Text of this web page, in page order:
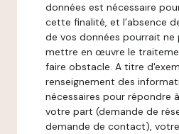
données est nécessaire
cette finalité, et l’absence
de vos données pourrait
mettre en œuvre le
faire obstacle. A titre
renseignement des
nécessaires pour répondre
votre part (demande de
demande de contact),